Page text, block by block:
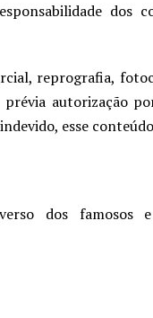
dos
reprografia,
autorização
esse
dos famosos